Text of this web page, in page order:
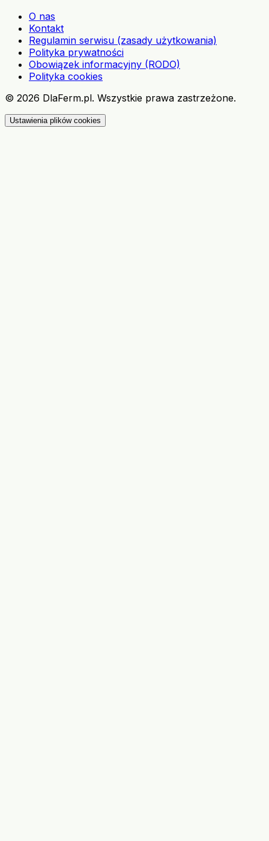
O nas
Kontakt
Regulamin serwisu (zasady użytkowania)
Polityka prywatności
Obowiązek informacyjny (RODO)
Polityka cookies
© 2026 DlaFerm.pl. Wszystkie prawa zastrzeżone.
Ustawienia plików cookies